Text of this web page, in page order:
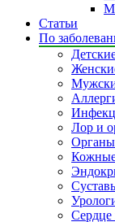
Статьи
По
Лор и
Сердце